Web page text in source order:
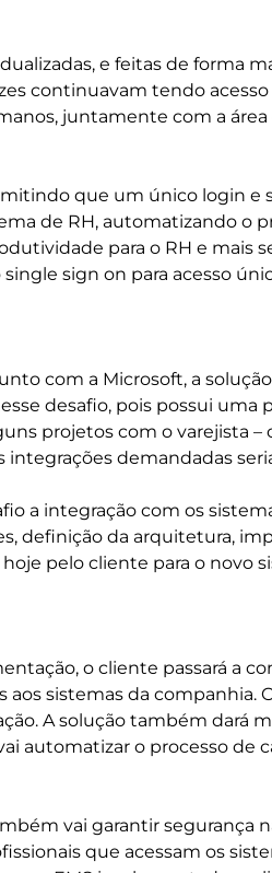
e feitas de forma
continuavam tendo acesso
juntamente com a área
que um único login e
de RH, automatizando o
para o RH e mais
sign on para acesso
com a Microsoft, a
desafio, pois possui uma
projetos com o varejista
demandadas
a integração com os
definição da arquitetura,
pelo cliente para o novo
o cliente passará a
sistemas da companhia.
A solução também dará
automatizar o processo de
vai garantir segurança
que acessam os